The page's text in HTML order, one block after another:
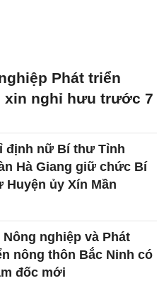
Phát triển
xin nghỉ hưu trước 7
định nữ Bí thư Tỉnh
Hà Giang giữ chức Bí
Huyện ủy Xín Mần
Nông nghiệp và Phát
nông thôn Bắc Ninh có
đốc mới